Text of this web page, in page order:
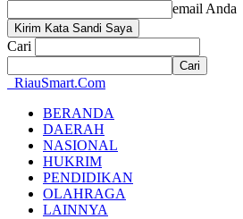
email Anda
Cari
RiauSmart.Com
BERANDA
DAERAH
NASIONAL
HUKRIM
PENDIDIKAN
OLAHRAGA
LAINNYA